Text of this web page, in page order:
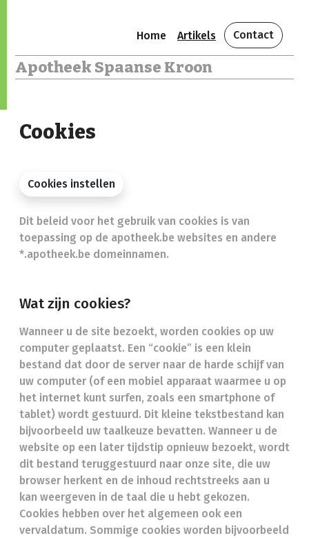
Home Artikels Contact
Apotheek Spaanse Kroon
Cookies
Cookies instellen
Dit beleid voor het gebruik van cookies is van
toepassing op de apotheek.be websites en andere
*.apotheek.be domeinnamen.
Wat zijn cookies?
Wanneer u de site bezoekt, worden cookies op uw
computer geplaatst. Een “cookie” is een klein
bestand dat door de server naar de harde schijf van
uw computer (of een mobiel apparaat waarmee u op
het internet kunt surfen, zoals een smartphone of
tablet) wordt gestuurd. Dit kleine tekstbestand kan
bijvoorbeeld uw taalkeuze bevatten. Wanneer u de
website op een later tijdstip opnieuw bezoekt, wordt
dit bestand teruggestuurd naar onze site, die uw
browser herkent en de inhoud rechtstreeks aan u
kan weergeven in de taal die u hebt gekozen.
Cookies hebben over het algemeen ook een
vervaldatum. Sommige cookies worden bijvoorbeeld